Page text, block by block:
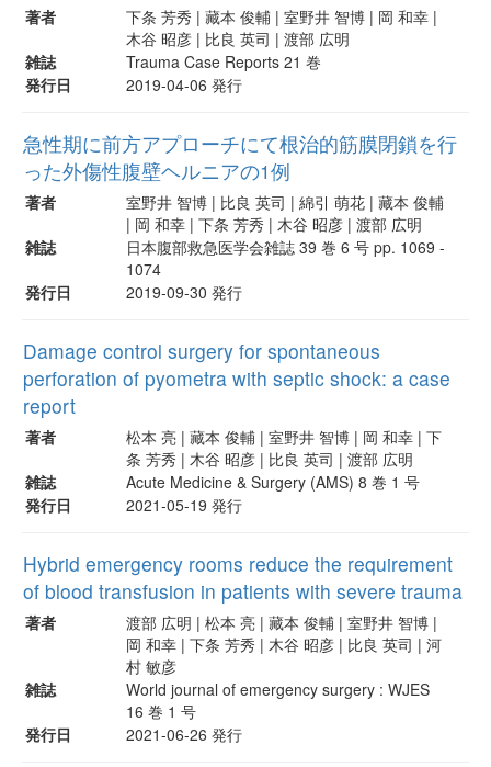
著者
下条 芳秀 | 藏本 俊輔 | 室野井 智博 | 岡 和幸 |
木谷 昭彦 | 比良 英司 | 渡部 広明
雑誌
Trauma Case Reports 21 巻
発行日
2019-04-06 発行
急性期に前方アプローチにて根治的筋膜閉鎖を行
った外傷性腹壁ヘルニアの1例
著者
室野井 智博 | 比良 英司 | 綿引 萌花 | 藏本 俊輔
| 岡 和幸 | 下条 芳秀 | 木谷 昭彦 | 渡部 広明
雑誌
日本腹部救急医学会雑誌 39 巻 6 号 pp. 1069 -
1074
発行日
2019-09-30 発行
Damage control surgery for spontaneous
perforation of pyometra with septic shock: a case
report
著者
松本 亮 | 藏本 俊輔 | 室野井 智博 | 岡 和幸 | 下
条 芳秀 | 木谷 昭彦 | 比良 英司 | 渡部 広明
雑誌
Acute Medicine & Surgery (AMS) 8 巻 1 号
発行日
2021-05-19 発行
Hybrid emergency rooms reduce the requirement
of blood transfusion in patients with severe trauma
著者
渡部 広明 | 松本 亮 | 藏本 俊輔 | 室野井 智博 |
岡 和幸 | 下条 芳秀 | 木谷 昭彦 | 比良 英司 | 河
村 敏彦
雑誌
World journal of emergency surgery : WJES
16 巻 1 号
発行日
2021-06-26 発行